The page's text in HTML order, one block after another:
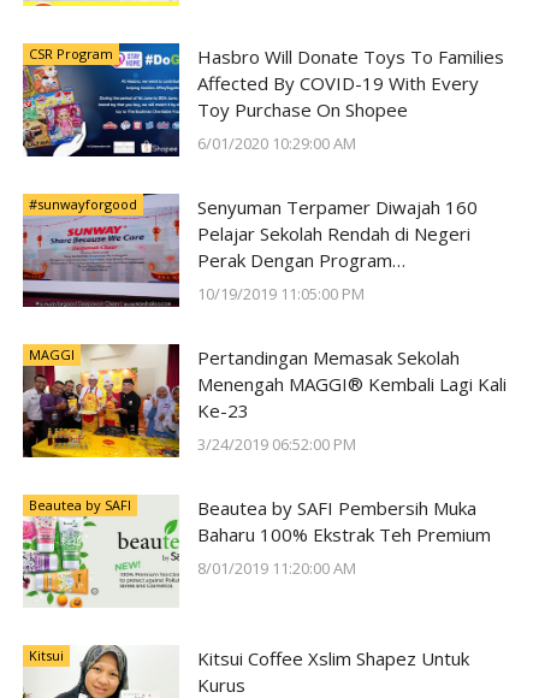
CSR Program
Hasbro Will Donate Toys To Families
Affected By COVID-19 With Every
Toy Purchase On Shopee
6/01/2020 10:29:00 AM
#sunwayforgood
Senyuman Terpamer Diwajah 160
Pelajar Sekolah Rendah di Negeri
Perak Dengan Program
#SunwayForGood Deepavali Cheer di
10/19/2019 11:05:00 PM
MAGGI
Pertandingan Memasak Sekolah
Menengah MAGGI® Kembali Lagi Kali
Ke-23
3/24/2019 06:52:00 PM
Beautea by SAFI
Beautea by SAFI Pembersih Muka
Baharu 100% Ekstrak Teh Premium
8/01/2019 11:20:00 AM
Kitsui
Kitsui Coffee Xslim Shapez Untuk
Kurus